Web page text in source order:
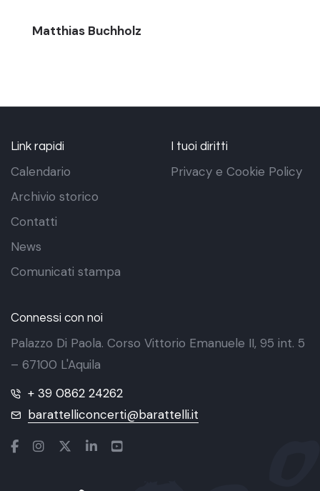
Matthias Buchholz
Link rapidi
Calendario
Archivio storico
Contatti
News
Comunicati stampa
I tuoi diritti
Privacy e Cookie Policy
Connessi con noi
Palazzo Di Paola. Corso Vittorio Emanuele II, 95 int. 5
– 67100 L'Aquila
+ 39 0862 24262
barattelliconcerti@barattelli.it